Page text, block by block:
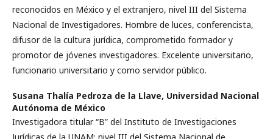
reconocidos en México y el extranjero, nivel III del Sistema
Nacional de Investigadores. Hombre de luces, conferencista,
difusor de la cultura jurídica, comprometido formador y
promotor de jóvenes investigadores. Excelente universitario,
funcionario universitario y como servidor público.
Susana Thalía Pedroza de la Llave, Universidad Nacional
Autónoma de México
Investigadora titular “B” del Instituto de Investigaciones